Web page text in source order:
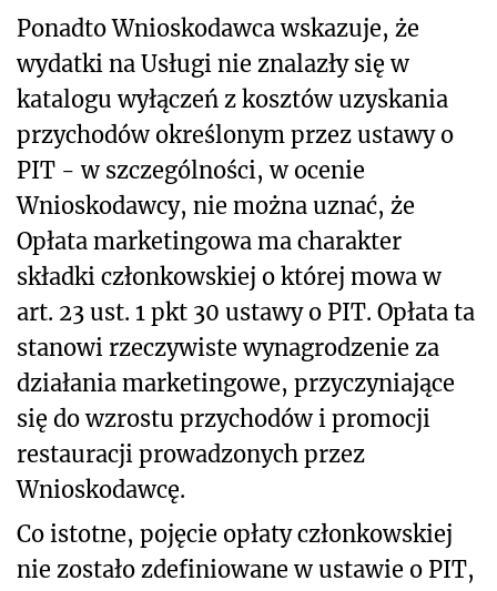
Ponadto Wnioskodawca wskazuje, że
wydatki na Usługi nie znalazły się w
katalogu wyłączeń z kosztów uzyskania
przychodów określonym przez ustawy o
PIT - w szczególności, w ocenie
Wnioskodawcy, nie można uznać, że
Opłata marketingowa ma charakter
składki członkowskiej o której mowa w
art. 23 ust. 1 pkt 30 ustawy o PIT. Opłata ta
stanowi rzeczywiste wynagrodzenie za
działania marketingowe, przyczyniające
się do wzrostu przychodów i promocji
restauracji prowadzonych przez
Wnioskodawcę.
Co istotne, pojęcie opłaty członkowskiej
nie zostało zdefiniowane w ustawie o PIT,